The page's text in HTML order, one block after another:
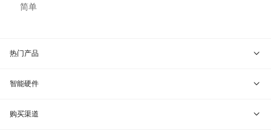
简单
热门产品
贝锐向日葵 · 远程控制
贝锐蒲公英 · 异地组网
智能硬件
贝锐向日葵硬件
购买渠道